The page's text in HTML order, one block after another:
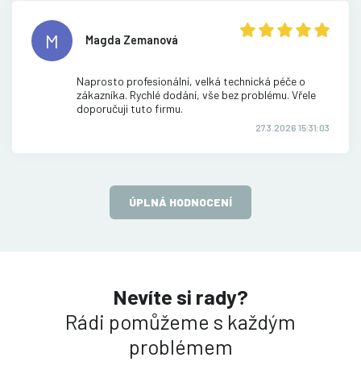
M Magda Zemanová
Naprosto profesionální, velká technická péče o
zákazníka. Rychlé dodání, vše bez problému. Vřele
doporučuji tuto firmu.
27.3.2026 15:31:03
ÚPLNÁ HODNOCENÍ
Nevíte si rady?
Rádi pomůžeme s každým
problémem